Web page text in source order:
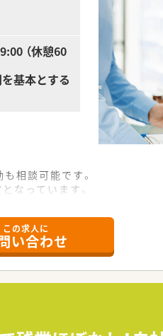
（休憩60
基本とする
相談可能です。
なっています。
ェーンです。
を拡大しています。
持っています。
が想定されます。
ります。
この求人に
い合わせ